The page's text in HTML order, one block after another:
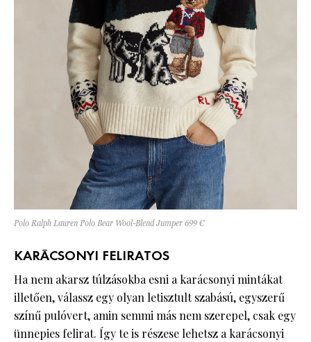
Polo Ralph Lauren Polo Bear Wool-Blend Jumper 699 €
KARÁCSONYI FELIRATOS
Ha nem akarsz túlzásokba esni a karácsonyi mintákat
illetően, válassz egy olyan letisztult szabású, egyszerű
színű pulóvert, amin semmi más nem szerepel, csak egy
ünnepies felirat. Így te is részese lehetsz a karácsonyi